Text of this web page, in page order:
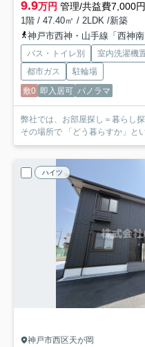
9.9万円 管理/共益費7,000円
1階 / 47.40㎡ / 2LDK /新築
神戸市西神・山手線「西神
バス・トイレ別 室内洗濯機
都市ガス
駐輪場
敷0 即入居可 パノラマ
弊社では、お部屋探し＝暮らし
その場所で 「どう暮らすか」と
ハイツ
神戸市西区天が岡